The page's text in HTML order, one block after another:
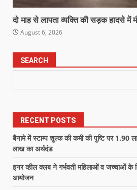
दो माह से लापता व्यक्ति की सड़क हादसे में
August 6, 2026
SEARCH
RECENT POSTS
बैनामे में स्टाम्प शुल्क की कमी की पुष्टि पर 1.90
लाख का अर्थदंड
इनर व्हील क्लब ने गर्भवती महिलाओं व जच्चाओं के
आयोजन